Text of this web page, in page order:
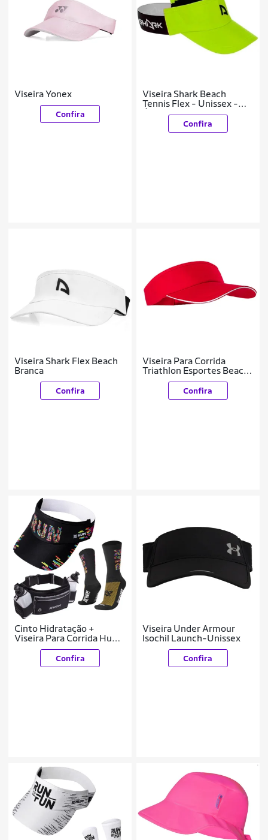
Viseira Yonex
Confira
Viseira Shark Beach
Tennis Flex - Unissex -
Único - Rosa
Confira
Viseira Shark Flex Beach
Branca
Confira
Viseira Para Corrida
Triathlon Esportes Beach
Tennis Vermelho
Confira
Cinto Hidratação +
Viseira Para Corrida Hupi
+ Meia Running Esportes
Run Colors Preta
Confira
Viseira Under Armour
Isochil Launch-Unissex
Confira